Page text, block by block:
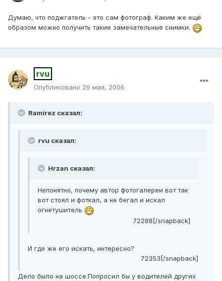
Думаю, что поджгатель - это сам фотограф. Каким же ещё
образом можно получить такие замечательные снимки.
rvu
Опубликовано 29 мая, 2006
Ramirez сказал:
rvu сказал:
Hrzan сказал:
Непонятно, почему автор фотогалереи вот так
вот стоял и фоткал, а не бегал и искал
огнетушитель
72288[/snapback]
И где же его искать, интересно?
72353[/snapback]
Дело было на шоссе.Попросил бы у водителей других